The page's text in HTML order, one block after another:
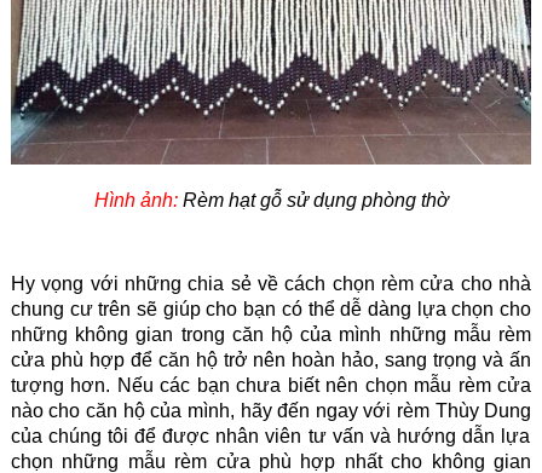
Hình ảnh: Rèm hạt gỗ sử dụng phòng thờ
Hy vọng với những chia sẻ về cách chọn rèm cửa cho nhà
chung cư trên sẽ giúp cho bạn có thể dễ dàng lựa chọn cho
những không gian trong căn hộ của mình những mẫu rèm
cửa phù hợp để căn hộ trở nên hoàn hảo, sang trọng và ấn
tượng hơn. Nếu các bạn chưa biết nên chọn mẫu rèm cửa
nào cho căn hộ của mình, hãy đến ngay với rèm Thùy Dung
của chúng tôi để được nhân viên tư vấn và hướng dẫn lựa
chọn những mẫu rèm cửa phù hợp nhất cho không gian